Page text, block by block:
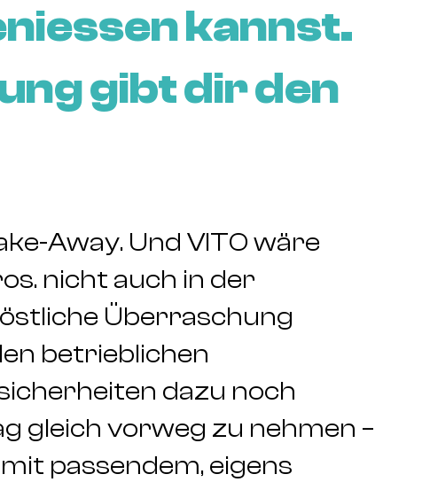
kannst.
gibt dir den
Away. Und VITO wäre
nicht auch in der
Überraschung
betrieblichen
dazu noch
gleich vorweg zu nehmen –
passendem, eigens